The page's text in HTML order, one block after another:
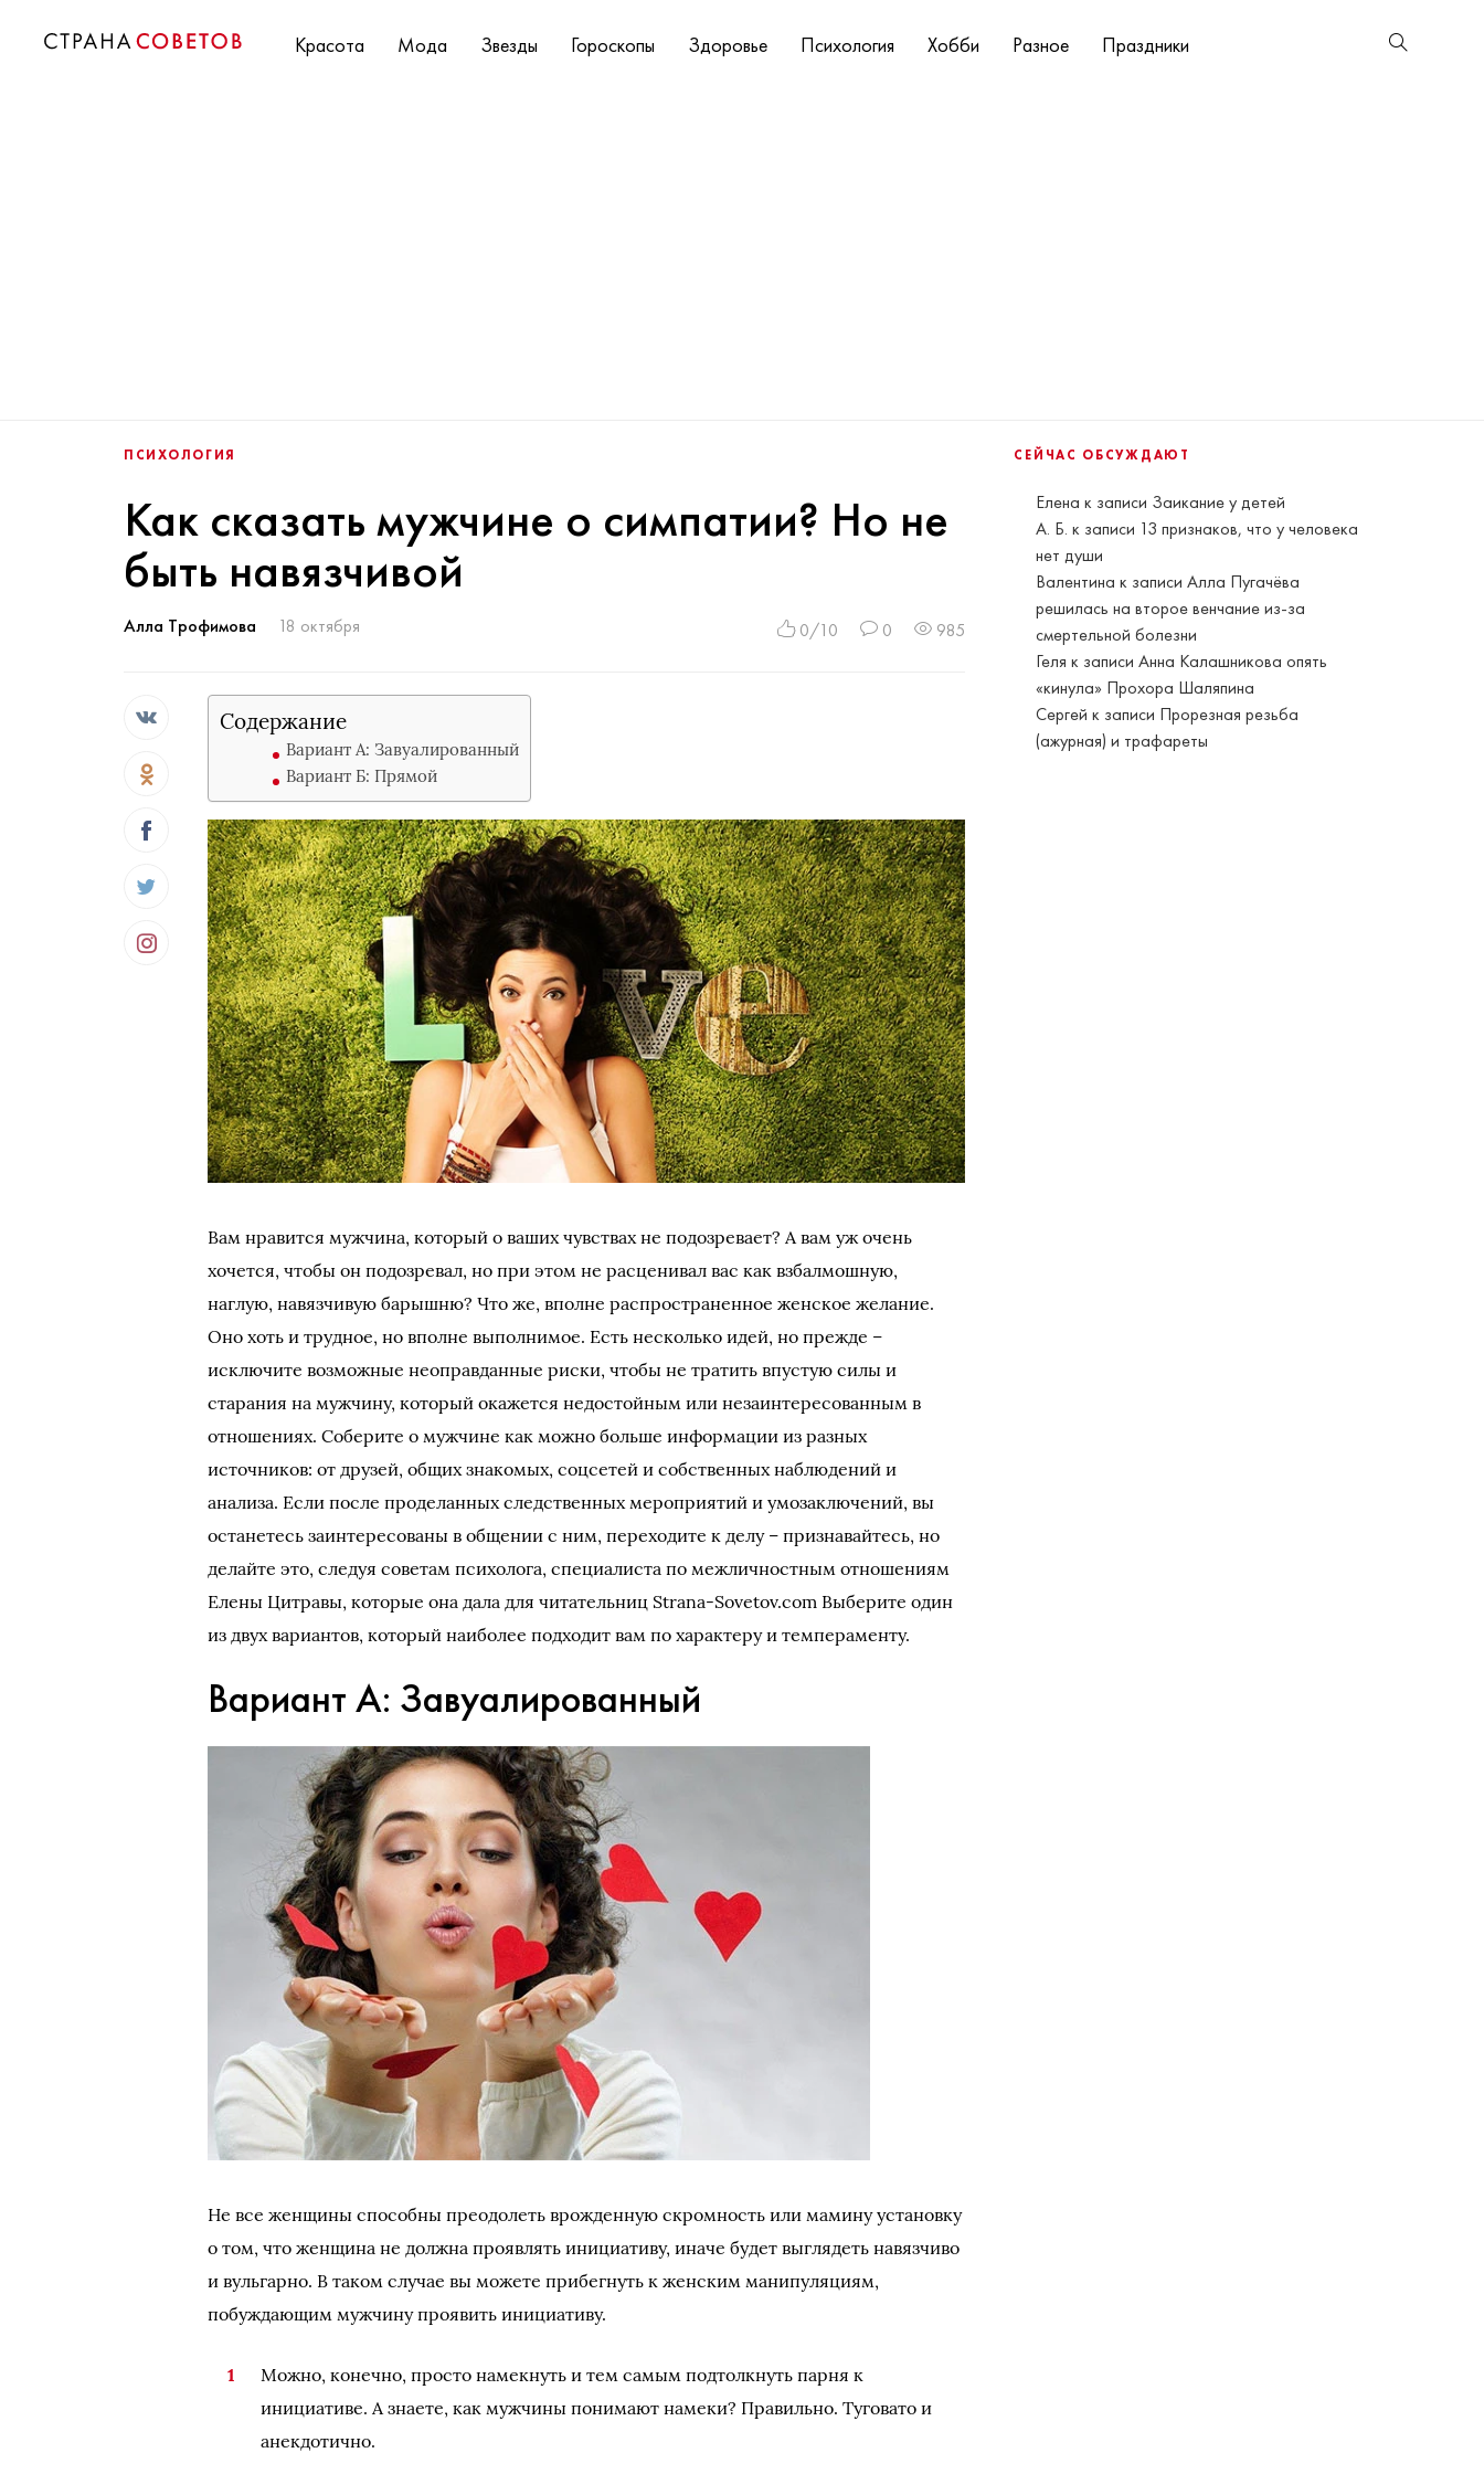
Красота Мода Звезды Гороскопы Здоровье Психология Хобби Разное Праздники
СЕЙЧАС ОБСУЖДАЮТ
Елена к записи Заикание у детей
А. Б. к записи 13 признаков, что у человека
нет души
Валентина к записиАлла Пугачёва
решилась на второе венчание из-за
смертельной болезни
Геля к записиАнна Калашникова опять
«кинула» Прохора Шаляпина
Сергей к записи Прорезная резьба
(ажурная) и трафареты
ПСИХОЛОГИЯ
Как сказать мужчине о симпатии? Но не
быть навязчивой
Алла Трофимова 18 октября 0/10 0 985
Содержание
Вариант А: Завуалированный
Вариант Б: Прямой
Вам нравится мужчина, который о ваших чувствах не подозревает? А вам уж очень
хочется, чтобы он подозревал, но при этом не расценивал вас как взбалмошную,
наглую, навязчивую барышню? Что же, вполне распространенное женское желание.
Оно хоть и трудное, но вполне выполнимое. Есть несколько идей, но прежде –
исключите возможные неоправданные риски, чтобы не тратить впустую силы и
старания на мужчину, который окажется недостойным или незаинтересованным в
отношениях. Соберите о мужчине как можно больше информации из разных
источников: от друзей, общих знакомых, соцсетей и собственных наблюдений и
анализа. Если после проделанных следственных мероприятий и умозаключений, вы
останетесь заинтересованы в общении с ним, переходите к делу – признавайтесь, но
делайте это, следуя советам психолога, специалиста по межличностным отношениям
Елены Цитравы, которые она дала для читательниц Strana-Sovetov.com Выберите один
из двух вариантов, который наиболее подходит вам по характеру и темпераменту.
Вариант А: Завуалированный
Не все женщины способны преодолеть врожденную скромность или мамину установку
о том, что женщина не должна проявлять инициативу, иначе будет выглядеть навязчиво
и вульгарно. В таком случае вы можете прибегнуть к женским манипуляциям,
побуждающим мужчину проявить инициативу.
Можно, конечно, просто намекнуть и тем самым подтолкнуть парня к
инициативе. А знаете, как мужчины понимают намеки? Правильно. Туговато и
анекдотично.